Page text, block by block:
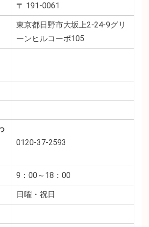
〒 191-0061
東京都日野市大坂上2-24-9グリ
ーンヒルコーポ105
0120-37-2593
9：00～18：00
日曜・祝日